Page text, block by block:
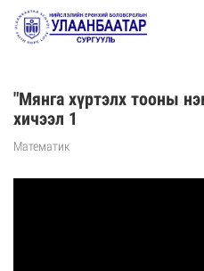
"Мянга хүртэлх тооны
хичээл 1
Математик